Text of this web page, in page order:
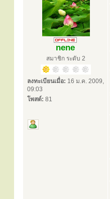
nene
สมาชิก ระดับ 2
ลงทะเบียนเมื่อ: 16 ม.ค. 2009,
09:03
โพสต์: 81